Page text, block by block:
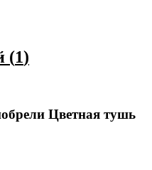
(1)
Цветная тушь